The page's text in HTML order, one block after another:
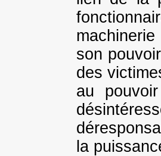
son
des
au
la